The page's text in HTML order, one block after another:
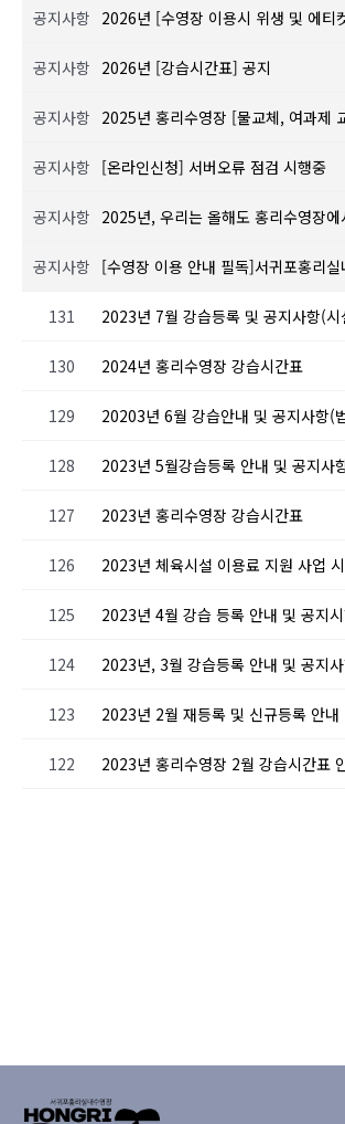
공지사항 2026년 [수영장 이용시 위생 및 에티
공지사항 2026년 [강습시간표] 공지
공지사항 2025년 홍리수영장 [물교체, 여과제
공지사항 [온라인신청] 서버오류 점검 시행중
공지사항 2025년, 우리는 올해도 홍리수영장
공지사항 [수영장 이용 안내 필독]서귀포홍리
131 2023년 7월 강습등록 및 공지사항(
130 2024년 홍리수영장 강습시간표
129 20203년 6월 강습안내 및 공지사항(
128 2023년 5월강습등록 안내 및 공지사
127 2023년 홍리수영장 강습시간표
126 2023년 체육시설 이용료 지원 사업
125 2023년 4월 강습 등록 안내 및 공지
124 2023년, 3월 강습등록 안내 및 공지
123 2023년 2월 재등록 및 신규등록 안내
122 2023년 홍리수영장 2월 강습시간표